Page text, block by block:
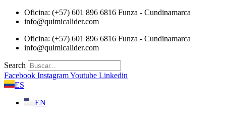
Saltar
Oficina: (+57) 601 896 6816 Funza - Cundinamarca
info@quimicalider.com
Oficina: (+57) 601 896 6816 Funza - Cundinamarca
info@quimicalider.com
Search
Facebook InstagramYoutube Linkedin
ES
EN